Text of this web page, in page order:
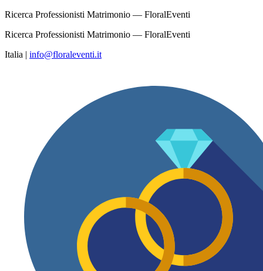
Ricerca Professionisti Matrimonio — FloralEventi
Ricerca Professionisti Matrimonio — FloralEventi
Italia | info@floraleventi.it